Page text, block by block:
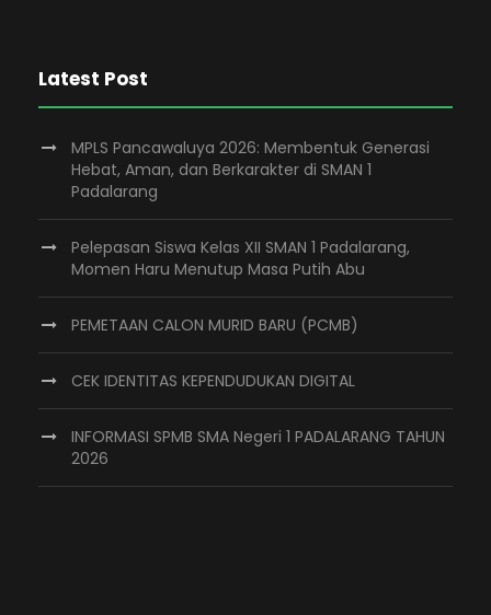
Latest Post
MPLS Pancawaluya 2026: Membentuk Generasi
Hebat, Aman, dan Berkarakter di SMAN 1
Padalarang
Pelepasan Siswa Kelas XII SMAN 1 Padalarang,
Momen Haru Menutup Masa Putih Abu
PEMETAAN CALON MURID BARU (PCMB)
CEK IDENTITAS KEPENDUDUKAN DIGITAL
INFORMASI SPMB SMA Negeri 1 PADALARANG TAHUN
2026